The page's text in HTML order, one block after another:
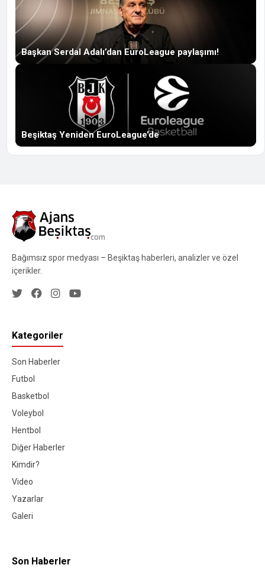
Başkan Serdal Adalı’dan EuroLeague paylaşımı!
Beşiktaş Yeniden EuroLeague’de
Bağımsız spor medyası – Beşiktaş haberleri, analizler ve özel
içerikler.
Kategoriler
Son Haberler
Futbol
Basketbol
Voleybol
Hentbol
Diğer Haberler
Kimdir?
Video
Yazarlar
Galeri
Son Haberler